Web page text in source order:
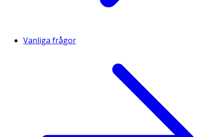
Vanliga frågor